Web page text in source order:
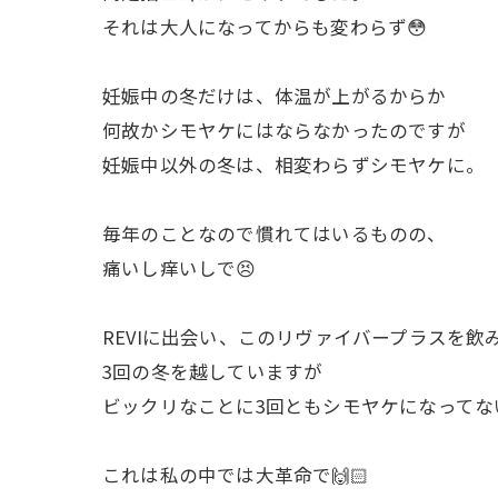
それは大人になってからも変わらず😳
妊娠中の冬だけは、体温が上がるからか
何故かシモヤケにはならなかったのですが
妊娠中以外の冬は、相変わらずシモヤケに。
毎年のことなので慣れてはいるものの、
痛いし痒いしで😣
REVIに出会い、このリヴァイバープラスを飲
3回の冬を越していますが
ビックリなことに3回ともシモヤケになってな
これは私の中では大革命で🙌🏻